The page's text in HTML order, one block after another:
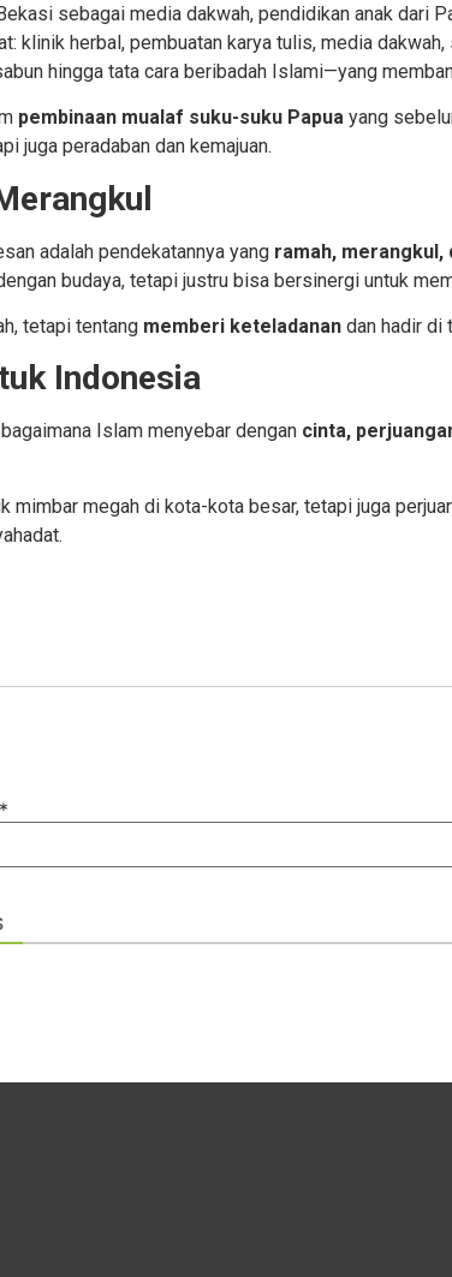
sebagai media dakwah, pendidikan anak dari
klinik herbal, pembuatan karya tulis, media
hingga tata cara beribadah Islami—yang
pembinaan mualaf suku-suku Papua yang
juga peradaban dan kemajuan.
adalah pendekatannya yang ramah, merangkul,
budaya, tetapi justru bisa bersinergi untuk
tetapi tentang memberi keteladanan dan hadir di
Indonesia
Islam menyebar dengan cinta,
mimbar megah di kota-kota besar, tetapi juga
*